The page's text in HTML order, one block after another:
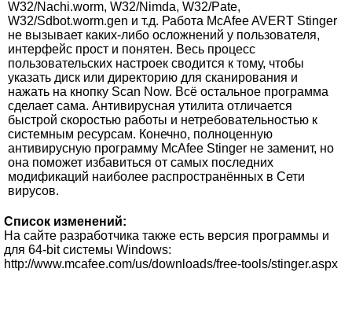
W32/Nachi.worm, W32/Nimda, W32/Pate,
W32/Sdbot.worm.gen и т.д. Работа McAfee AVERT Stinger
не вызывает каких-либо осложнений у пользователя,
интерфейс прост и понятен. Весь процесс
пользовательских настроек сводится к тому, чтобы
указать диск или директорию для сканирования и
нажать на кнопку Scan Now. Всё остальное программа
сделает сама. Антивирусная утилита отличается
быстрой скоростью работы и нетребовательностью к
системным ресурсам. Конечно, полноценную
антивирусную программу McAfee Stinger не заменит, но
она поможет избавиться от самых последних
модификаций наиболее распространённых в Сети
вирусов.
Список изменений:
На сайте разработчика также есть версия программы и
для 64-bit системы Windows:
http://www.mcafee.com/us/downloads/free-tools/stinger.aspx